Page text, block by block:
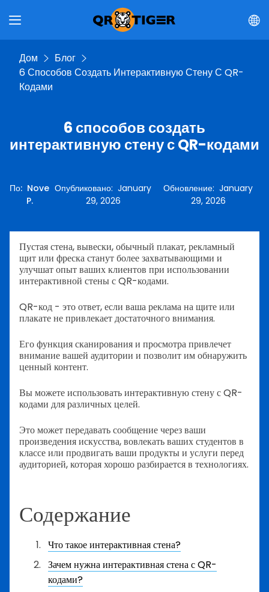
Дом
Блог
6 Способов Создать Интерактивную Стену С QR-
Кодами
6 способов создать
интерактивную стену с QR-кодами
По: Nove
P.
Опубликовано:January
29, 2026
Обновление:January
29, 2026
Пустая стена, вывески, обычный плакат, рекламный
щит или фреска станут более захватывающими и
улучшат опыт ваших клиентов при использовании
интерактивной стены с QR-кодами.
QR-код - это ответ, если ваша реклама на щите или
плакате не привлекает достаточного внимания.
Его функция сканирования и просмотра привлечет
внимание вашей аудитории и позволит им обнаружить
ценный контент.
Вы можете использовать интерактивную стену с QR-
кодами для различных целей.
Это может передавать сообщение через ваши
произведения искусства, вовлекать ваших студентов в
классе или продвигать ваши продукты и услуги перед
аудиторией, которая хорошо разбирается в технологиях.
Содержание
Что такое интерактивная стена?
Зачем нужна интерактивная стена с QR-
кодами?